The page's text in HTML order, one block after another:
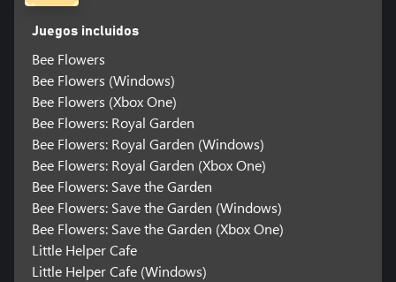
Juegos incluidos
Bee Flowers
Bee Flowers (Windows)
Bee Flowers (Xbox One)
Bee Flowers: Royal Garden
Bee Flowers: Royal Garden (Windows)
Bee Flowers: Royal Garden (Xbox One)
Bee Flowers: Save the Garden
Bee Flowers: Save the Garden (Windows)
Bee Flowers: Save the Garden (Xbox One)
Little Helper Cafe
Little Helper Cafe (Windows)